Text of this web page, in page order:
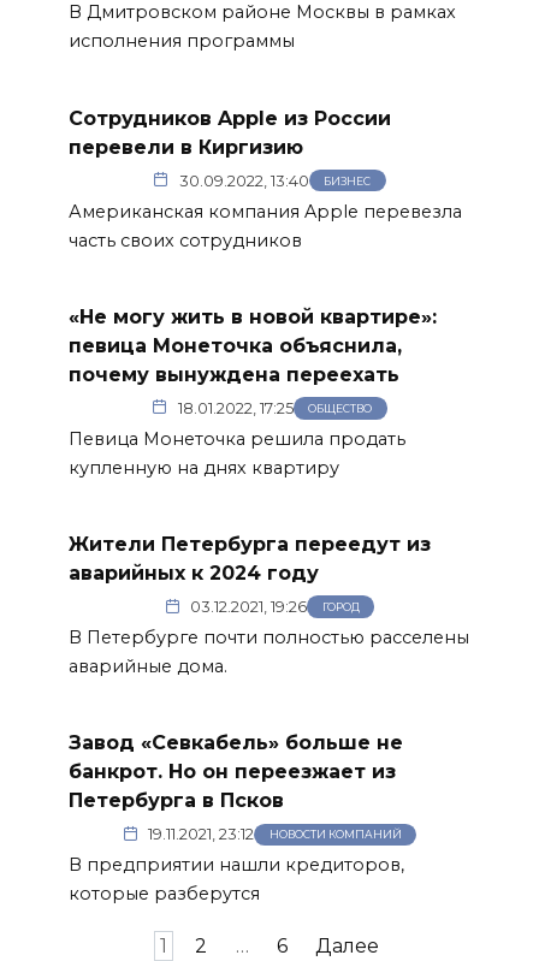
В Дмитровском районе Москвы в рамках
исполнения программы
Сотрудников Apple из России
перевели в Киргизию
30.09.2022, 13:40 БИЗНЕС
Американская компания Apple перевезла
часть своих сотрудников
«Не могу жить в новой квартире»:
певица Монеточка объяснила,
почему вынуждена переехать
18.01.2022, 17:25 ОБЩЕСТВО
Певица Монеточка решила продать
купленную на днях квартиру
Жители Петербурга переедут из
аварийных к 2024 году
03.12.2021, 19:26 ГОРОД
В Петербурге почти полностью расселены
аварийные дома.
Завод «Севкабель» больше не
банкрот. Но он переезжает из
Петербурга в Псков
19.11.2021, 23:12 НОВОСТИ КОМПАНИЙ
В предприятии нашли кредиторов,
которые разберутся
1 2 … 6 Далее